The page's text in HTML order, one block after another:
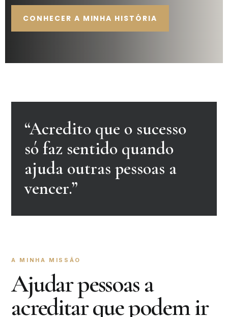
CONHECER A MINHA HISTÓRIA
“Acredito que o sucesso
só faz sentido quando
ajuda outras pessoas a
vencer.”
A MINHA MISSÃO
Ajudar pessoas a
acreditar que podem ir